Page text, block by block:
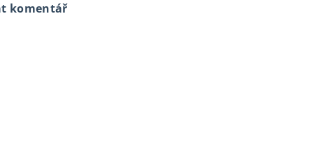
komentář